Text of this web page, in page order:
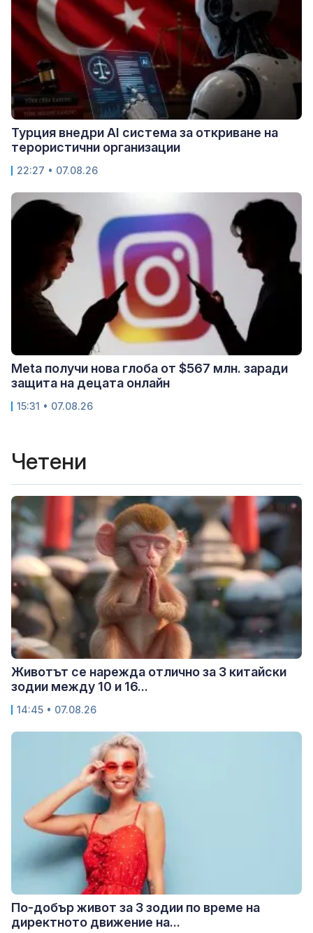
Турция внедри AI система за откриване на
терористични организации
22:27 • 07.08.26
Meta получи нова глоба от $567 млн. заради
защита на децата онлайн
15:31 • 07.08.26
Четени
Животът се нарежда отлично за 3 китайски
зодии между 10 и 16...
14:45 • 07.08.26
По-добър живот за 3 зодии по време на
директното движение на...